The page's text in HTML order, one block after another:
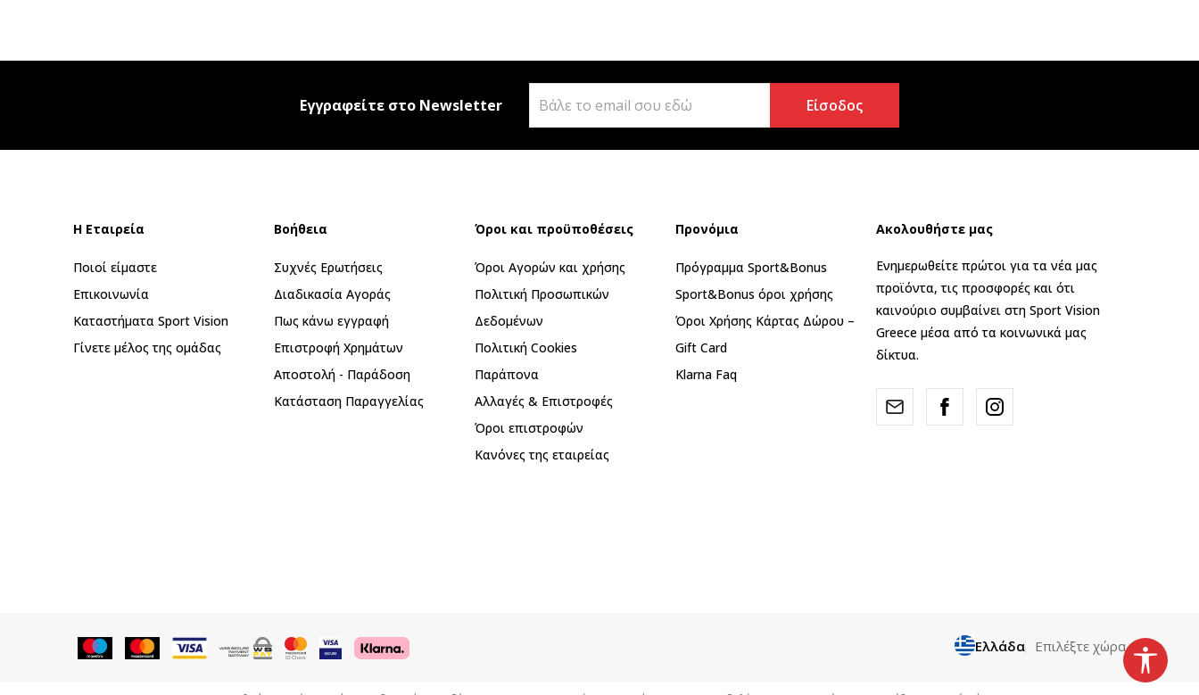
Εγγραφείτε στο Newsletter Είσοδος
Η Εταιρεία
Ποιοί είμαστε
Επικοινωνία
Καταστήματα Sport Vision
Γίνετε μέλος της ομάδας
Βοήθεια
Συχνές Ερωτήσεις
Διαδικασία Αγοράς
Πως κάνω εγγραφή
Επιστροφή Xρημάτων
Αποστολή - Παράδοση
Κατάσταση Παραγγελίας
Όροι και προϋποθέσεις
Όροι Αγορών και χρήσης
Πολιτική Προσωπικών
Δεδομένων
Πολιτική Cookies
Παράπονα
Αλλαγές & Επιστροφές
Όροι επιστροφών
Κανόνες της εταιρείας
Προνόμια
Πρόγραμμα Sport&Bonus
Sport&Bonus όροι χρήσης
Όροι Χρήσης Κάρτας Δώρου –
Gift Card
Klarna Faq
Ακολουθήστε μας
Ενημερωθείτε πρώτοι για τα νέα μας
προϊόντα, τις προσφορές και ότι
καινούριο συμβαίνει στη Sport Vision
Greece μέσα από τα κοινωνικά μας
δίκτυα.
Ελλάδα Επιλέξτε χώρα